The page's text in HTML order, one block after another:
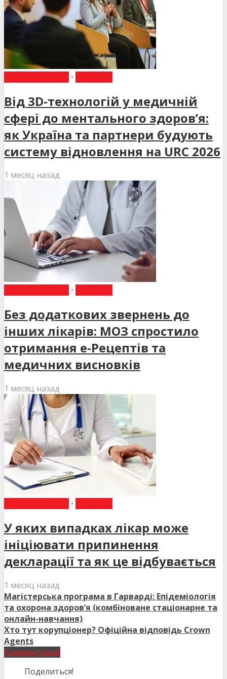
•
Від 3D-технологій у медичній
сфері до ментального здоров’я:
як Україна та партнери будують
систему відновлення на URC 2026
1 месяц назад
•
Без додаткових звернень до
інших лікарів: МОЗ спростило
отримання е-Рецептів та
медичних висновків
1 месяц назад
•
У яких випадках лікар може
ініціювати припинення
декларації та як це відбувається
1 месяц назад
Магістерська програма в Гарварді: Епідеміологія
та охорона здоров’я (комбіноване стаціонарне та
онлайн-навчання)
Хто тут корупціонер? Офіційна відповідь Crown
Agents
Комментарий
Поделиться!